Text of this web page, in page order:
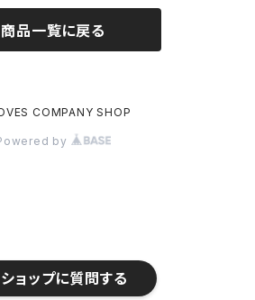
ショップに質問する
商品一覧に戻る
COMPANY SHOP
by